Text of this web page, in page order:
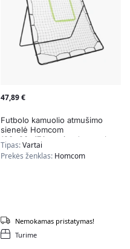
47,89€
Futbolo kamuolio atmušimo
sienelė Homcom
123x90x174cm., juodos spalvos
Tipas:Vartai
Prekės ženklas: Homcom
Turime
Nemokamas pristatymas!